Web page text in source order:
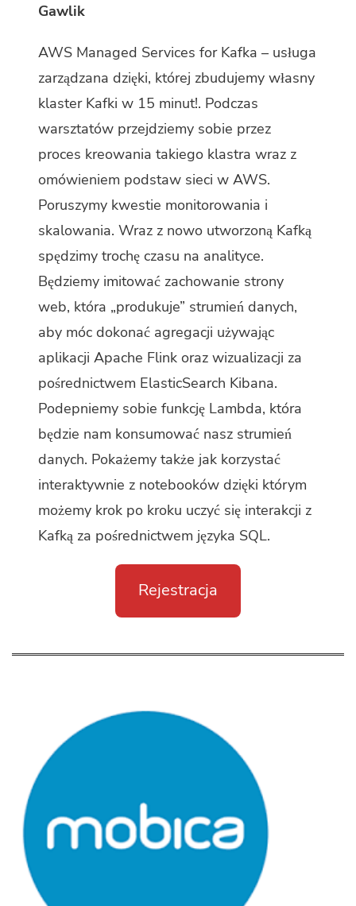
Gawlik
AWS Managed Services for Kafka – usługa
zarządzana dzięki, której zbudujemy własny
klaster Kafki w 15 minut!. Podczas
warsztatów przejdziemy sobie przez
proces kreowania takiego klastra wraz z
omówieniem podstaw sieci w AWS.
Poruszymy kwestie monitorowania i
skalowania. Wraz z nowo utworzoną Kafką
spędzimy trochę czasu na analityce.
Będziemy imitować zachowanie strony
web, która „produkuje” strumień danych,
aby móc dokonać agregacji używając
aplikacji Apache Flink oraz wizualizacji za
pośrednictwem ElasticSearch Kibana.
Podepniemy sobie funkcję Lambda, która
będzie nam konsumować nasz strumień
danych. Pokażemy także jak korzystać
interaktywnie z notebooków dzięki którym
możemy krok po kroku uczyć się interakcji z
Kafką za pośrednictwem języka SQL.
Rejestracja